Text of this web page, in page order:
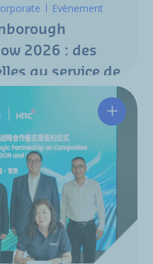
Evènement
2026 : des
au service de